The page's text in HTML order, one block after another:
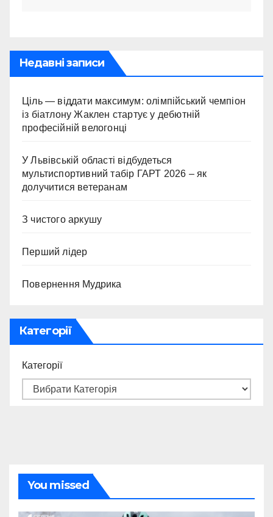
Недавні записи
Ціль — віддати максимум: олімпійський чемпіон
із біатлону Жаклен стартує у дебютній
професійній велогонці
У Львівській області відбудеться
мультиспортивний табір ГАРТ 2026 – як
долучитися ветеранам
З чистого аркушу
Перший лідер
Повернення Мудрика
Категорії
Категорії
You missed